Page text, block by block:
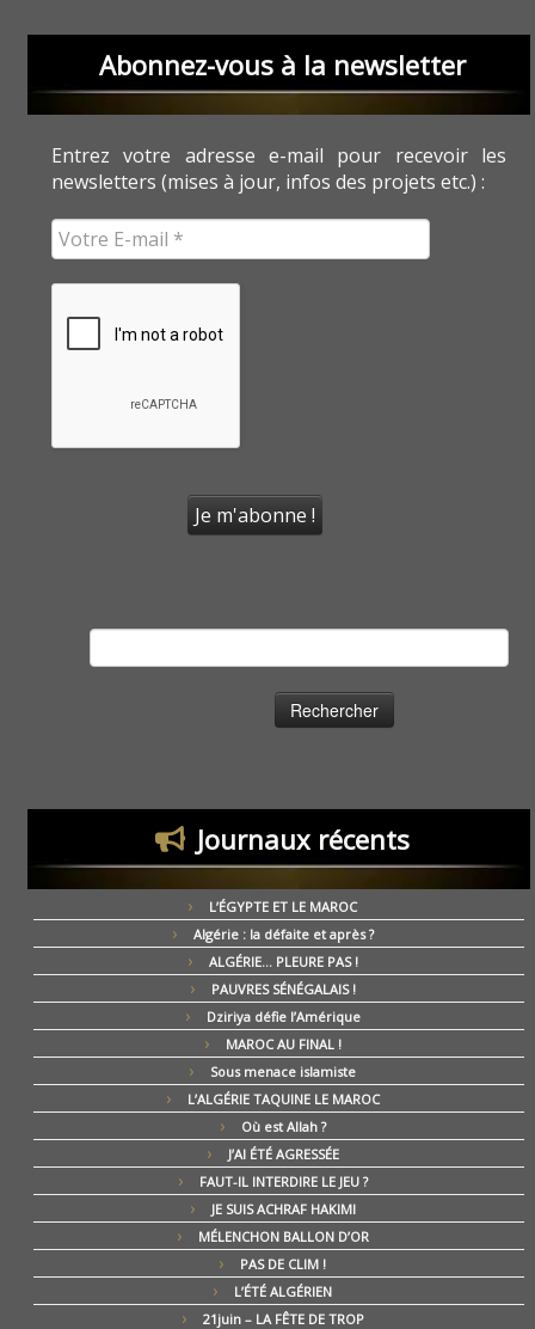
Abonnez-vous à la newsletter
Entrez votre adresse e-mail pour recevoir les
newsletters (mises à jour, infos des projets etc.) :
Journaux récents
L’ÉGYPTE ET LE MAROC
Algérie : la défaite et après ?
ALGÉRIE… PLEURE PAS !
PAUVRES SÉNÉGALAIS !
Dziriya défie l’Amérique
MAROC AU FINAL !
Sous menace islamiste
L’ALGÉRIE TAQUINE LE MAROC
Où est Allah ?
J’AI ÉTÉ AGRESSÉE
FAUT-IL INTERDIRE LE JEU ?
JE SUIS ACHRAF HAKIMI
MÉLENCHON BALLON D’OR
PAS DE CLIM !
L’ÉTÉ ALGÉRIEN
21juin – LA FÊTE DE TROP